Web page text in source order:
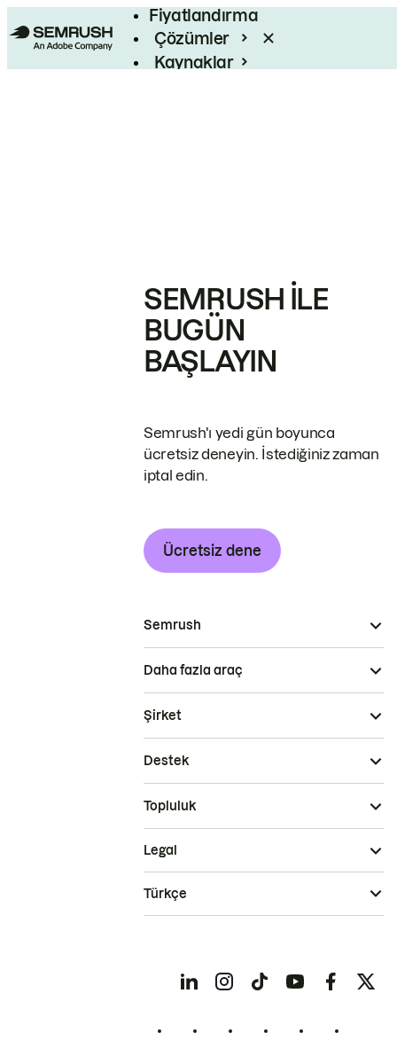
Fiyatlandırma
Çözümler
Kaynaklar
SEMRUSH ILE
BUGÜN
BAŞLAYIN
Semrush'ı yedi gün boyunca
ücretsiz deneyin. İstediğiniz zaman
iptal edin.
Ücretsiz dene
Semrush
Daha fazla araç
Şirket
Destek
Topluluk
Legal
Türkçe